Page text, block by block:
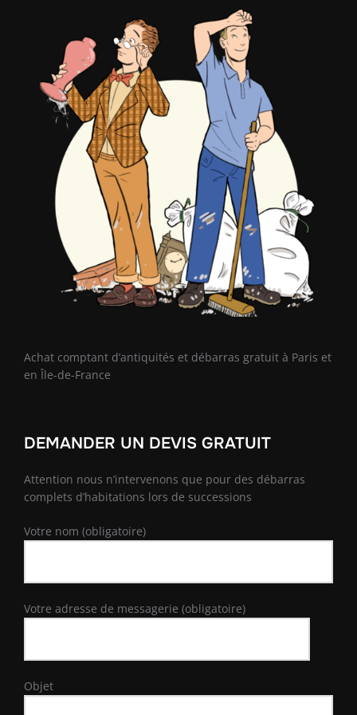
Achat comptant d’antiquités et débarras gratuit à Paris et
en Île-de-France
DEMANDER UN DEVIS GRATUIT
Attention nous n’intervenons que pour des débarras
complets d’habitations lors de successions
Votre nom (obligatoire)
Votre adresse de messagerie (obligatoire)
Objet